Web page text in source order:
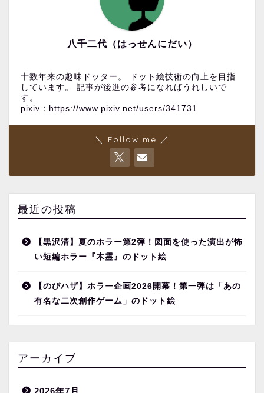
八千二代（はっせんにだい）
十数年来の趣味ドッター。 ドット絵技術の向上を目指
しています。 記事が後進の参考になればうれしいで
す。
pixiv：https://www.pixiv.net/users/341731
＼ Follow me ／
最近の投稿
【黒沢清】夏のホラー第2弾！図面を使った演出が怖
い短編ホラー『木霊』のドット絵
【のびハザ】ホラー企画2026開幕！第一弾は「あの
有名な二次創作ゲーム」のドット絵
アーカイブ
2026年7月